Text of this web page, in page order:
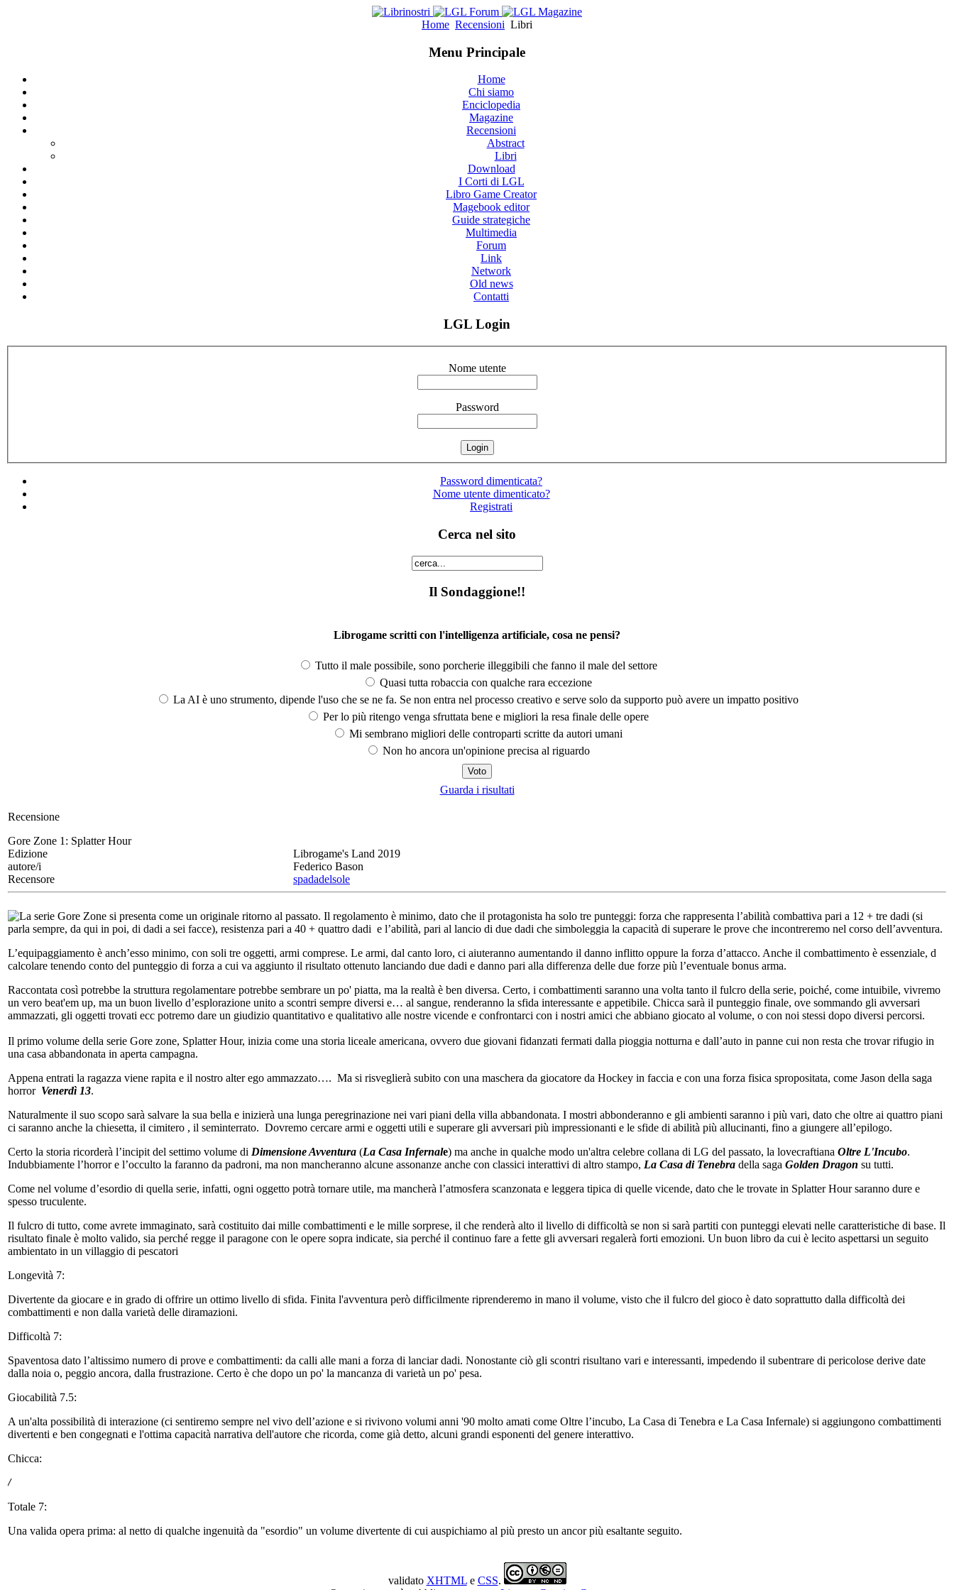
Home Recensioni Libri
Menu Principale
Home
Chi siamo
Enciclopedia
Magazine
Recensioni
Abstract
Libri
Download
I Corti di LGL
Libro Game Creator
Magebook editor
Guide strategiche
Multimedia
Forum
Link
Network
Old news
Contatti
LGL Login
Nome utente
Password
Password dimenticata?
Nome utente dimenticato?
Registrati
Cerca nel sito
Il Sondaggione!!
Librogame scritti con l'intelligenza artificiale, cosa ne pensi?
Tutto il male possibile, sono porcherie illeggibili che fanno il male del settore
Quasi tutta robaccia con qualche rara eccezione
La AI è uno strumento, dipende l'uso che se ne fa. Se non entra nel processo creativo e serve solo da supporto può avere un impatto positivo
Per lo più ritengo venga sfruttata bene e migliori la resa finale delle opere
Mi sembrano migliori delle controparti scritte da autori umani
Non ho ancora un'opinione precisa al riguardo
Guarda i risultati
Recensione
Gore Zone 1: Splatter Hour
Edizione
Librogame's Land 2019
autore/i
Federico Bason
Recensore
spadadelsole
La serie Gore Zone si presenta come un originale ritorno al passato. Il regolamento è minimo, dato che il protagonista ha solo tre punteggi: forza che rappresenta l’abilità combattiva pari a 12 + tre dadi (si
parla sempre, da qui in poi, di dadi a sei facce), resistenza pari a 40 + quattro dadi e l’abilità, pari al lancio di due dadi che simboleggia la capacità di superare le prove che incontreremo nel corso dell’avventura.
L’equipaggiamento è anch’esso minimo, con soli tre oggetti, armi comprese. Le armi, dal canto loro, ci aiuteranno aumentando il danno inflitto oppure la forza d’attacco. Anche il combattimento è essenziale, d
calcolare tenendo conto del punteggio di forza a cui va aggiunto il risultato ottenuto lanciando due dadi e danno pari alla differenza delle due forze più l’eventuale bonus arma.
Raccontata così potrebbe la struttura regolamentare potrebbe sembrare un po' piatta, ma la realtà è ben diversa. Certo, i combattimenti saranno una volta tanto il fulcro della serie, poiché, come intuibile, vivremo
un vero beat'em up, ma un buon livello d’esplorazione unito a scontri sempre diversi e… al sangue, renderanno la sfida interessante e appetibile. Chicca sarà il punteggio finale, ove sommando gli avversari
ammazzati, gli oggetti trovati ecc potremo dare un giudizio quantitativo e qualitativo alle nostre vicende e confrontarci con i nostri amici che abbiano giocato al volume, o con noi stessi dopo diversi percorsi.
Il primo volume della serie Gore zone, Splatter Hour, inizia come una storia liceale americana, ovvero due giovani fidanzati fermati dalla pioggia notturna e dall’auto in panne cui non resta che trovar rifugio in
una casa abbandonata in aperta campagna.
Appena entrati la ragazza viene rapita e il nostro alter ego ammazzato…. Ma si risveglierà subito con una maschera da giocatore da Hockey in faccia e con una forza fisica spropositata, come Jason della saga
horror Venerdì 13.
Naturalmente il suo scopo sarà salvare la sua bella e inizierà una lunga peregrinazione nei vari piani della villa abbandonata. I mostri abbonderanno e gli ambienti saranno i più vari, dato che oltre ai quattro piani
ci saranno anche la chiesetta, il cimitero , il seminterrato. Dovremo cercare armi e oggetti utili e superare gli avversari più impressionanti e le sfide di abilità più allucinanti, fino a giungere all’epilogo.
Certo la storia ricorderà l’incipit del settimo volume di Dimensione Avventura (La Casa Infernale) ma anche in qualche modo un'altra celebre collana di LG del passato, la lovecraftiana Oltre L'Incubo.
Indubbiamente l’horror e l’occulto la faranno da padroni, ma non mancheranno alcune assonanze anche con classici interattivi di altro stampo, La Casa di Tenebra della saga Golden Dragon su tutti.
Come nel volume d’esordio di quella serie, infatti, ogni oggetto potrà tornare utile, ma mancherà l’atmosfera scanzonata e leggera tipica di quelle vicende, dato che le trovate in Splatter Hour saranno dure e
spesso truculente.
Il fulcro di tutto, come avrete immaginato, sarà costituito dai mille combattimenti e le mille sorprese, il che renderà alto il livello di difficoltà se non si sarà partiti con punteggi elevati nelle caratteristiche di base. Il
risultato finale è molto valido, sia perché regge il paragone con le opere sopra indicate, sia perché il continuo fare a fette gli avversari regalerà forti emozioni. Un buon libro da cui è lecito aspettarsi un seguito
ambientato in un villaggio di pescatori
Longevità 7:
Divertente da giocare e in grado di offrire un ottimo livello di sfida. Finita l'avventura però difficilmente riprenderemo in mano il volume, visto che il fulcro del gioco è dato soprattutto dalla difficoltà dei
combattimenti e non dalla varietà delle diramazioni.
Difficoltà 7:
Spaventosa dato l’altissimo numero di prove e combattimenti: da calli alle mani a forza di lanciar dadi. Nonostante ciò gli scontri risultano vari e interessanti, impedendo il subentrare di pericolose derive date
dalla noia o, peggio ancora, dalla frustrazione. Certo è che dopo un po' la mancanza di varietà un po' pesa.
Giocabilità 7.5:
A un'alta possibilità di interazione (ci sentiremo sempre nel vivo dell’azione e si rivivono volumi anni '90 molto amati come Oltre l’incubo, La Casa di Tenebra e La Casa Infernale) si aggiungono combattimenti
divertenti e ben congegnati e l'ottima capacità narrativa dell'autore che ricorda, come già detto, alcuni grandi esponenti del genere interattivo.
Chicca:
/
Totale 7:
Una valida opera prima: al netto di qualche ingenuità da "esordio" un volume divertente di cui auspichiamo al più presto un ancor più esaltante seguito.
validato XHTMLe CSS.